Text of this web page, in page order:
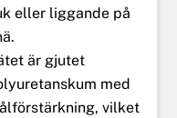
eller liggande på
är gjutet
med
vilket